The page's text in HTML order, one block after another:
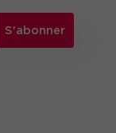
S'abonner